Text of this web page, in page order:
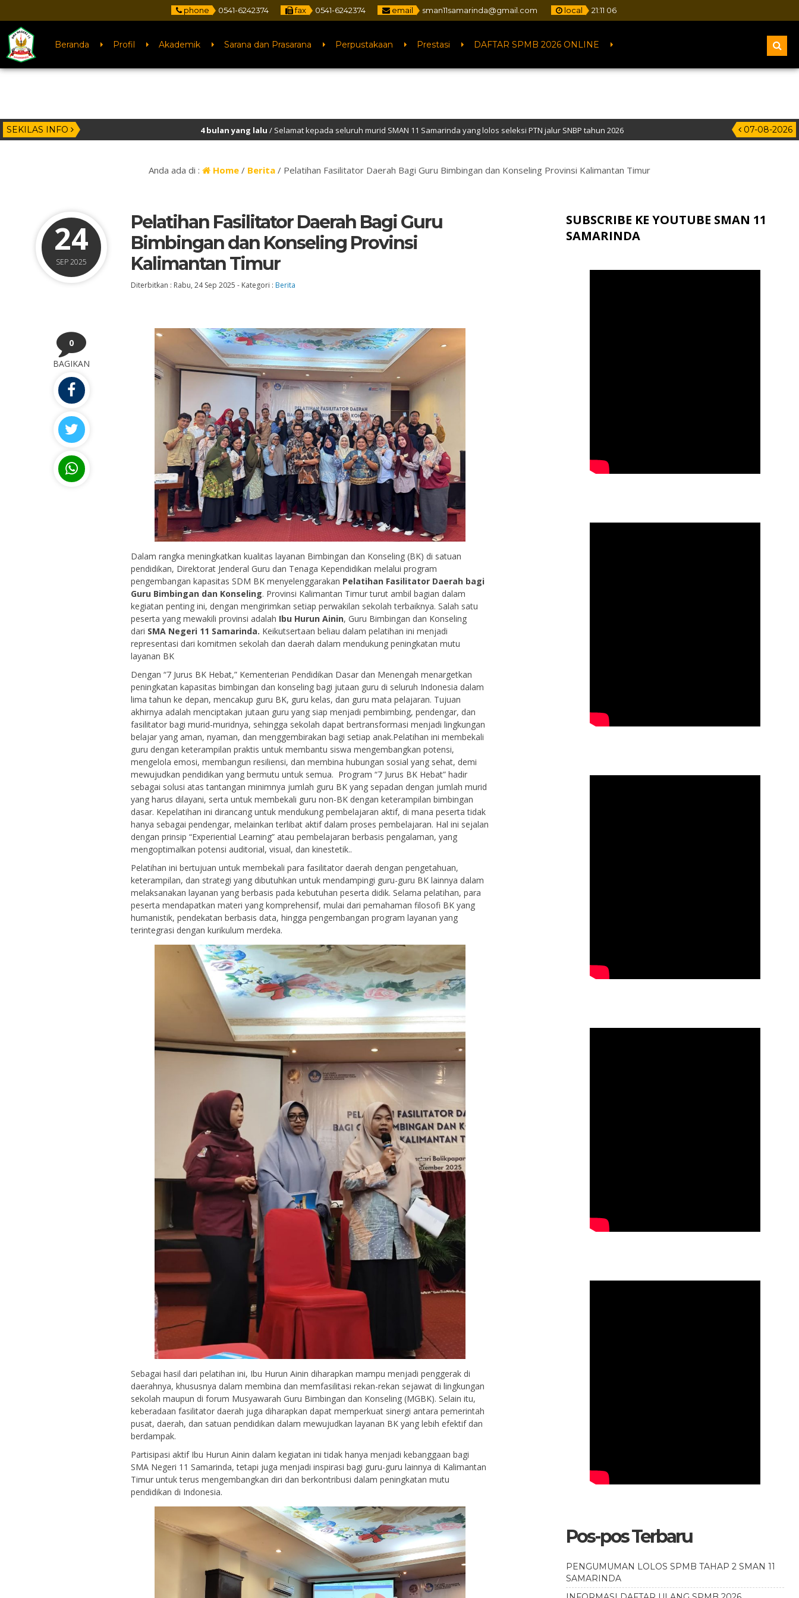
phone 0541-6242374 fax 0541-6242374 email sman11samarinda@gmail.com local 21:11 07
Beranda Profil Akademik Sarana dan Prasarana Perpustakaan Prestasi DAFTAR SPMB 2026 ONLINE
SEKILAS INFO 07-08-2026
/ Selamat kepada seluruh murid SMAN 11 Samarinda yang lolos seleksi PTN jalur SNBP tahun 2026
Anda ada di : Home / Berita / Pelatihan Fasilitator Daerah Bagi Guru Bimbingan dan Konseling Provinsi Kalimantan Timur
24
SEP 2025
Pelatihan Fasilitator Daerah Bagi Guru
Bimbingan dan Konseling Provinsi
Kalimantan Timur
Diterbitkan : Rabu, 24 Sep 2025 - Kategori : Berita
0
BAGIKAN
Dalam rangka meningkatkan kualitas layanan Bimbingan dan Konseling (BK) di satuan
pendidikan, Direktorat Jenderal Guru dan Tenaga Kependidikan melalui program
pengembangan kapasitas SDM BK menyelenggarakan Pelatihan Fasilitator Daerah bagi
Guru Bimbingan dan Konseling. Provinsi Kalimantan Timur turut ambil bagian dalam
kegiatan penting ini, dengan mengirimkan setiap perwakilan sekolah terbaiknya. Salah satu
peserta yang mewakili provinsi adalah Ibu Hurun Ainin, Guru Bimbingan dan Konseling
dari SMA Negeri 11 Samarinda. Keikutsertaan beliau dalam pelatihan ini menjadi
representasi dari komitmen sekolah dan daerah dalam mendukung peningkatan mutu
layanan BK
Dengan “7 Jurus BK Hebat,” Kementerian Pendidikan Dasar dan Menengah menargetkan
peningkatan kapasitas bimbingan dan konseling bagi jutaan guru di seluruh Indonesia dalam
lima tahun ke depan, mencakup guru BK, guru kelas, dan guru mata pelajaran. Tujuan
akhirnya adalah menciptakan jutaan guru yang siap menjadi pembimbing, pendengar, dan
fasilitator bagi murid-muridnya, sehingga sekolah dapat bertransformasi menjadi lingkungan
belajar yang aman, nyaman, dan menggembirakan bagi setiap anak.Pelatihan ini membekali
guru dengan keterampilan praktis untuk membantu siswa mengembangkan potensi,
mengelola emosi, membangun resiliensi, dan membina hubungan sosial yang sehat, demi
mewujudkan pendidikan yang bermutu untuk semua. Program “7 Jurus BK Hebat” hadir
sebagai solusi atas tantangan minimnya jumlah guru BK yang sepadan dengan jumlah murid
yang harus dilayani, serta untuk membekali guru non-BK dengan keterampilan bimbingan
dasar. Kepelatihan ini dirancang untuk mendukung pembelajaran aktif, di mana peserta tidak
hanya sebagai pendengar, melainkan terlibat aktif dalam proses pembelajaran. Hal ini sejalan
dengan prinsip “Experiential Learning” atau pembelajaran berbasis pengalaman, yang
mengoptimalkan potensi auditorial, visual, dan kinestetik..
Pelatihan ini bertujuan untuk membekali para fasilitator daerah dengan pengetahuan,
keterampilan, dan strategi yang dibutuhkan untuk mendampingi guru-guru BK lainnya dalam
melaksanakan layanan yang berbasis pada kebutuhan peserta didik. Selama pelatihan, para
peserta mendapatkan materi yang komprehensif, mulai dari pemahaman filosofi BK yang
humanistik, pendekatan berbasis data, hingga pengembangan program layanan yang
terintegrasi dengan kurikulum merdeka.
Sebagai hasil dari pelatihan ini, Ibu Hurun Ainin diharapkan mampu menjadi penggerak di
daerahnya, khususnya dalam membina dan memfasilitasi rekan-rekan sejawat di lingkungan
sekolah maupun di forum Musyawarah Guru Bimbingan dan Konseling (MGBK). Selain itu,
keberadaan fasilitator daerah juga diharapkan dapat memperkuat sinergi antara pemerintah
pusat, daerah, dan satuan pendidikan dalam mewujudkan layanan BK yang lebih efektif dan
berdampak.
Partisipasi aktif Ibu Hurun Ainin dalam kegiatan ini tidak hanya menjadi kebanggaan bagi
SMA Negeri 11 Samarinda, tetapi juga menjadi inspirasi bagi guru-guru lainnya di Kalimantan
Timur untuk terus mengembangkan diri dan berkontribusi dalam peningkatan mutu
pendidikan di Indonesia.
SUBSCRIBE KE YOUTUBE SMAN 11
SAMARINDA
Pos-pos Terbaru
PENGUMUMAN LOLOS SPMB TAHAP 2 SMAN 11
SAMARINDA